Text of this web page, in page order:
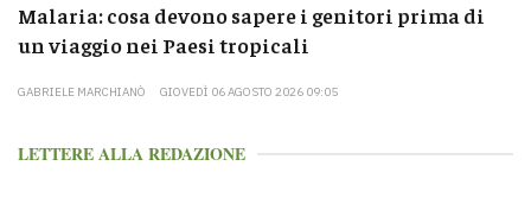
Malaria: cosa devono sapere i genitori prima di
un viaggio nei Paesi tropicali
GABRIELE MARCHIANÒ GIOVEDÌ 06 AGOSTO 2026 09:05
LETTERE ALLA REDAZIONE